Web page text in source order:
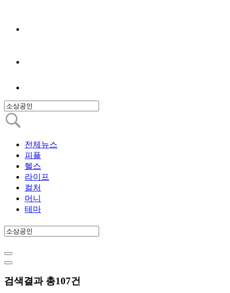
전체뉴스
피플
헬스
라이프
컬처
머니
테마
검색결과 총107건